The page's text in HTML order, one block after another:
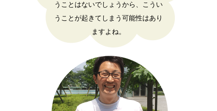
うことはないでしょうから、こうい
うことが起きてしまう可能性はあり
ますよね。